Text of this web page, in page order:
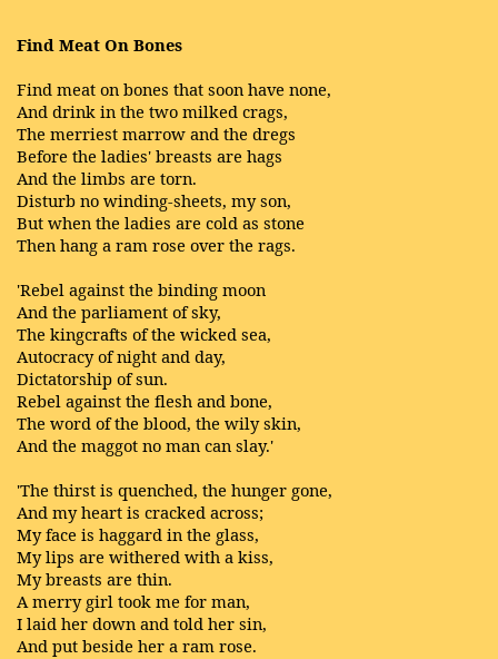
Find Meat On Bones
Find meat on bones that soon have none,
And drink in the two milked crags,
The merriest marrow and the dregs
Before the ladies' breasts are hags
And the limbs are torn.
Disturb no winding-sheets, my son,
But when the ladies are cold as stone
Then hang a ram rose over the rags.
'Rebel against the binding moon
And the parliament of sky,
The kingcrafts of the wicked sea,
Autocracy of night and day,
Dictatorship of sun.
Rebel against the flesh and bone,
The word of the blood, the wily skin,
And the maggot no man can slay.'
'The thirst is quenched, the hunger gone,
And my heart is cracked across;
My face is haggard in the glass,
My lips are withered with a kiss,
My breasts are thin.
A merry girl took me for man,
I laid her down and told her sin,
And put beside her a ram rose.